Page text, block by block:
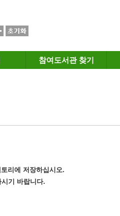
참여도서관 찾기
리에 저장하십시오.
기 바랍니다.